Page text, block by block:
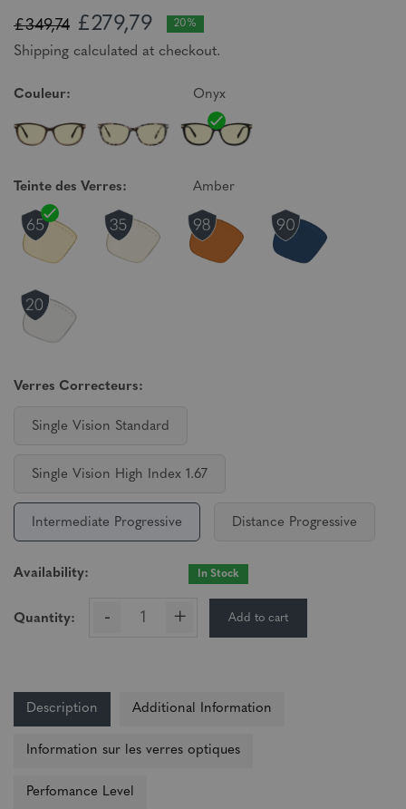
£349,74 £279,79 20%
Shipping calculated at checkout.
Couleur: Onyx
Teinte des Verres: Amber
Verres Correcteurs:
Single Vision Standard
Single Vision High Index 1.67
Intermediate Progressive Distance Progressive
Availability: In Stock
Quantity: - + Add to cart
Description Additional Information
Information sur les verres optiques
Perfomance Level